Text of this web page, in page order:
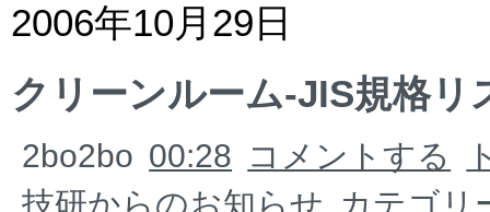
2006年10月29日
クリーンルーム-JIS規格リ
2bo2bo 00:28 コメントする
技研からのお知らせ
カテゴリ